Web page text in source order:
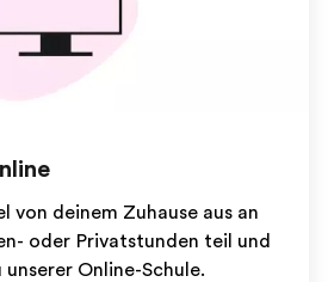
von deinem Zuhause aus an
oder Privatstunden teil und
Online-Schule.